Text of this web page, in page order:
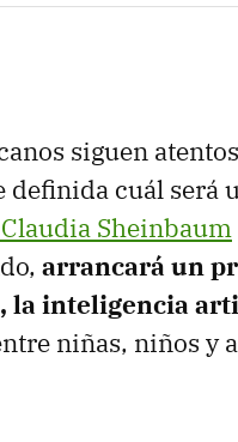
siguen
cuál será
Claudia Sheinbaum
arrancará un
la inteligencia
niñas, niños y